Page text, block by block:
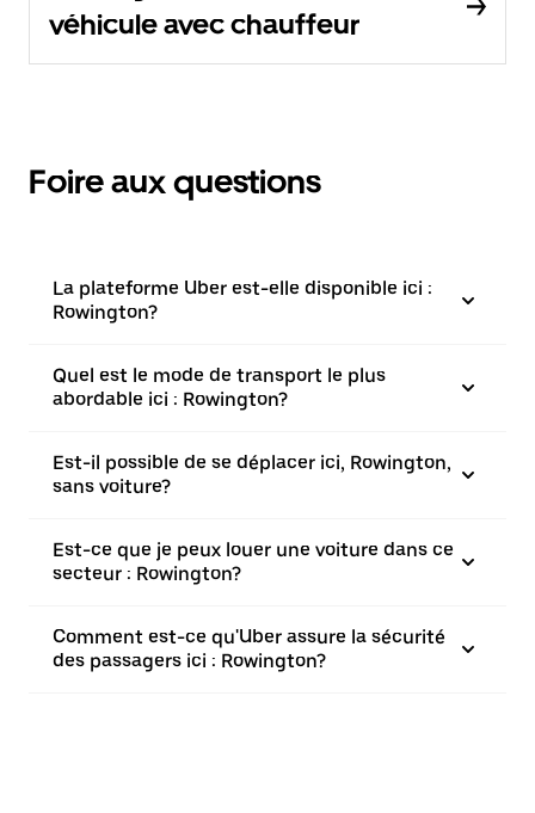
véhicule avec chauffeur
Foire aux questions
La plateforme Uber est-elle disponible ici :
Rowington?
Quel est le mode de transport le plus
abordable ici : Rowington?
Est-il possible de se déplacer ici, Rowington,
sans voiture?
Est-ce que je peux louer une voiture dans ce
secteur : Rowington?
Comment est-ce qu'Uber assure la sécurité
des passagers ici : Rowington?